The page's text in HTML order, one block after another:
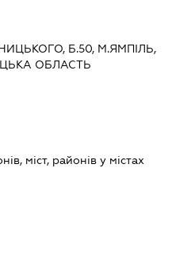
Б.50, М.ЯМПІЛЬ,
ОБЛАСТЬ
міст, районів у містах